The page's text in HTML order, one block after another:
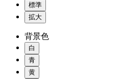
標準
拡大
背景色
白
青
黄